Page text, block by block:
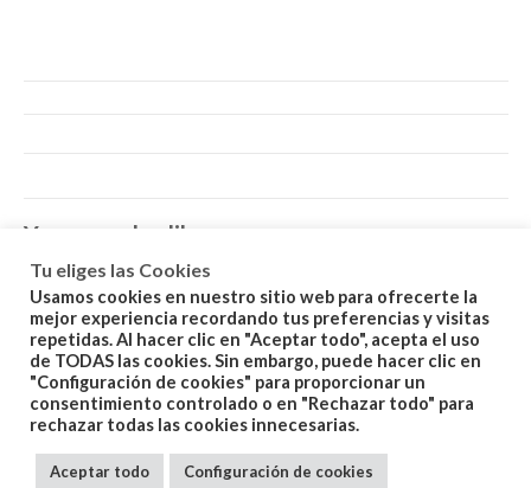
You may also like…
Related products
Tu eliges las Cookies
Usamos cookies en nuestro sitio web para ofrecerte la
mejor experiencia recordando tus preferencias y visitas
repetidas. Al hacer clic en "Aceptar todo", acepta el uso
de TODAS las cookies. Sin embargo, puede hacer clic en
"Configuración de cookies" para proporcionar un
consentimiento controlado o en "Rechazar todo" para
rechazar todas las cookies innecesarias.
Aceptar todo Configuración de cookies